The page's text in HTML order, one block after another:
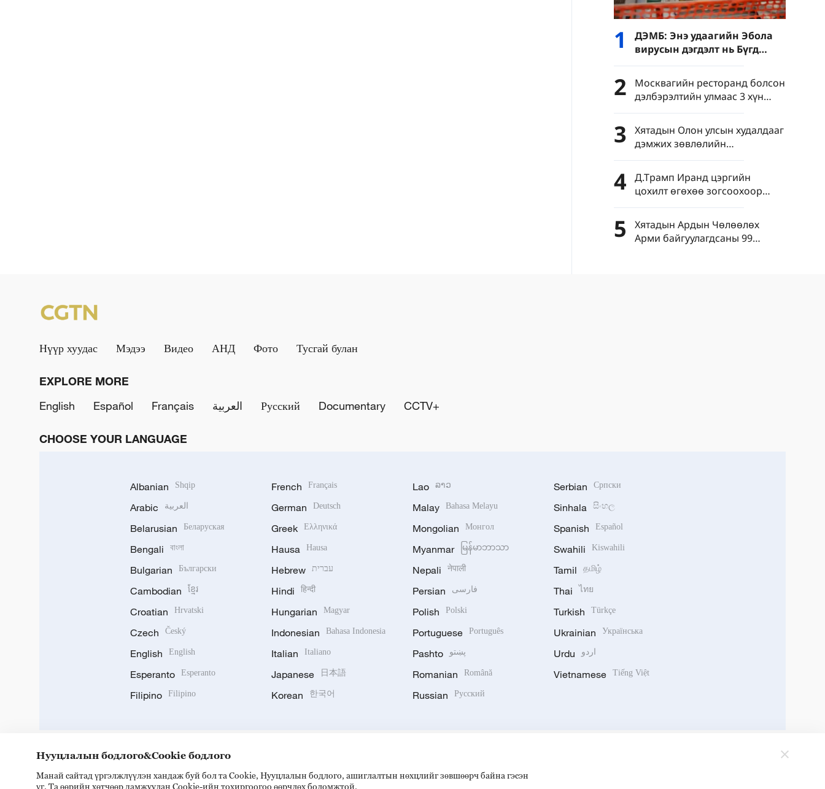
1
ДЭМБ: Энэ удаагийн Эбола
вирусын дэгдэлт нь Бүгд
Найрамдах Ардчилсан Конго
Улсын түүхэнд хамгийн том
хэмжээний тахал юм
2
Москвагийн ресторанд болсон
дэлбэрэлтийн улмаас 3 хүн
амиа алдаж, 21 хүн шархаджээ
3
Хятадын Олон улсын худалдааг
дэмжих зөвлөлийн
төлөөлөгчид АНУ-д айлчлав
4
Д.Трамп Иранд цэргийн
цохилт өгөхөө зогсоохоор
тохиролцсоноо мэдэгдэв
5
Хятадын Ардын Чөлөөлөх
Арми байгуулагдсаны 99
Нүүр хуудас Мэдээ Видео АНД Фото Тусгай булан
EXPLORE MORE
English
Español Français العربية Русский Documentary CCTV+
CHOOSE YOUR LANGUAGE
Albanian Shqip
Arabic العربية
Belarusian Беларуская
Bengali বাংলা
Bulgarian Български
Cambodian ខ្មែរ
Croatian Hrvatski
Czech Český
English English
Esperanto Esperanto
Filipino Filipino
French Français
German Deutsch
Greek Ελληνικά
Hausa Hausa
Hebrew עברית
Hindi हिन्दी
Hungarian Magyar
Indonesian Bahasa Indonesia
Italian Italiano
Japanese 日本語
Korean 한국어
Lao ລາວ
Malay Bahasa Melayu
Mongolian Монгол
Myanmar မြန်မာဘာသာ
Nepali नेपाली
Persian فارسی
Polish Polski
Portuguese Português
Pashto پښتو
Romanian Română
Russian Русский
Serbian Српски
Sinhala සිංහල
Spanish Español
Swahili Kiswahili
Tamil தமிழ்
Thai ไทย
Turkish Türkçe
Ukrainian Українська
Urdu اردو
Vietnamese Tiếng Việt
DOWNLOAD OUR APP
Нууцлалын бодлого&Cookie бодлого
Манай сайтад үргэлжлүүлэн хандаж буй бол та Cookie, Нууцлалын бодлого, ашиглалтын нөхцлийг зөвшөөрч байна гэсэн
үг. Та өөрийн хөтчөөр дамжуулан Cookie-ийн тохиргоогоо өөрчлөх боломжтой.